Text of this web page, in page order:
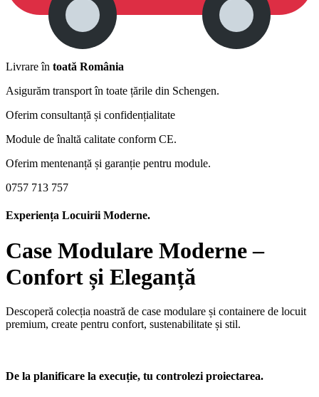
Livrare în toată România
Asigurăm transport în toate țările din Schengen.
Oferim consultanță și confidențialitate
Module de înaltă calitate conform CE.
Oferim mentenanță și garanție pentru module.
0757 713 757
Experiența Locuirii Moderne.
Case Modulare Moderne –
Confort și Eleganță
Descoperă colecția noastră de case modulare și containere de locuit
premium, create pentru confort, sustenabilitate și stil.
De la planificare la execuție, tu controlezi proiectarea.